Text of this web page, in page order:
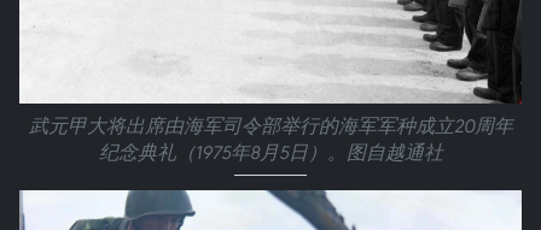
武元甲大将出席由海军司令部举行的海军军种成立20周年
纪念典礼（1975年8月5日）。图自越通社